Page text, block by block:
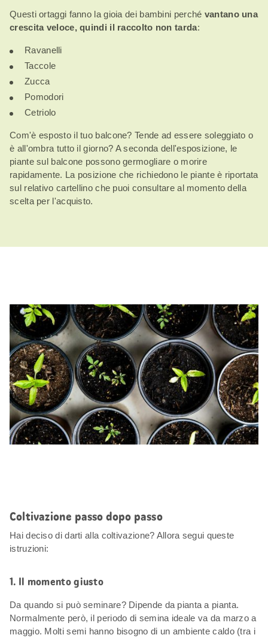
Questi ortaggi fanno la gioia dei bambini perché vantano una
crescita veloce, quindi il raccolto non tarda:
Ravanelli
Taccole
Zucca
Pomodori
Cetriolo
Com'è esposto il tuo balcone? Tende ad essere soleggiato o
è all'ombra tutto il giorno? A seconda dell'esposizione, le
piante sul balcone possono germogliare o morire
rapidamente. La posizione che richiedono le piante è riportata
sul relativo cartellino che puoi consultare al momento della
scelta per l'acquisto.
Coltivazione passo dopo passo
Hai deciso di darti alla coltivazione? Allora segui queste
istruzioni:
1. Il momento giusto
Da quando si può seminare? Dipende da pianta a pianta.
Normalmente però, il periodo di semina ideale va da marzo a
maggio. Molti semi hanno bisogno di un ambiente caldo (tra i